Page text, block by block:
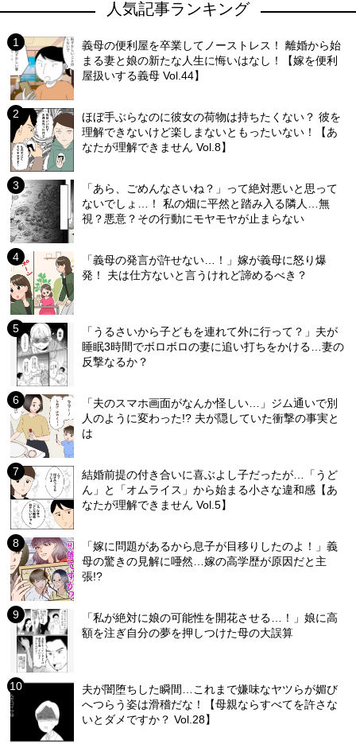
人気記事ランキング
義母の便利屋を卒業してノーストレス！ 離婚から始
まる妻と娘の新たな人生に悔いはなし！【嫁を便利
屋扱いする義母 Vol.44】
ほぼ手ぶらなのに彼女の荷物は持ちたくない？ 彼を
理解できないけど楽しまないともったいない！【あ
なたが理解できません Vol.8】
「あら、ごめんなさいね？」って絶対悪いと思って
ないでしょ…！ 私の畑に平然と踏み入る隣人…無
視？悪意？その行動にモヤモヤが止まらない
「義母の発言が許せない…！」嫁が義母に怒り爆
発！ 夫は仕方ないと言うけれど諦めるべき？
「うるさいから子どもを連れて外に行って？」夫が
睡眠3時間でボロボロの妻に追い打ちをかける…妻の
反撃なるか？
「夫のスマホ画面がなんか怪しい…」ジム通いで別
人のように変わった!? 夫が隠していた衝撃の事実と
は
結婚前提の付き合いに喜ぶよし子だったが…「うど
ん」と「オムライス」から始まる小さな違和感【あ
なたが理解できません Vol.5】
「嫁に問題があるから息子が目移りしたのよ！」義
母の驚きの見解に唖然…嫁の高学歴が原因だと主
張!?
「私が絶対に娘の可能性を開花させる…！」娘に高
額を注ぎ自分の夢を押しつけた母の大誤算
夫が闇堕ちした瞬間…これまで嫌味なヤツらが媚び
へつらう姿は滑稽だな！【母親ならすべてを許さな
いとダメですか？ Vol.28】